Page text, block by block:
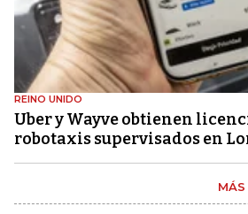
REINO UNIDO
Uber y Wayve obtienen
robotaxis supervisados ​​en